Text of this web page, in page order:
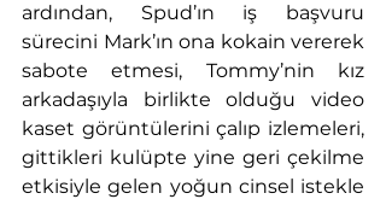
ardından, Spud’ın iş başvuru
sürecini Mark’ın ona kokain vererek
sabote etmesi, Tommy’nin kız
arkadaşıyla birlikte olduğu video
kaset görüntülerini çalıp izlemeleri,
gittikleri kulüpte yine geri çekilme
etkisiyle gelen yoğun cinsel istekle